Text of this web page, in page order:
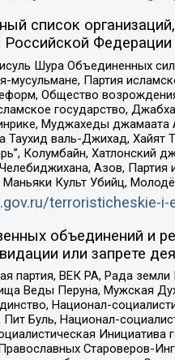
список
Федерации
Шура Объединенных сил
мусульмане, Партия
Общество
государство,
Муджахеды
Таухид валь-Джихад, Хайят
Колумбайн, Хатлонский
Азов,
Культ Убийц,
terroristicheskie-
объединений и
или запрете
партия, ВЕК РА, Рада
Веды Перуна, Мужская
Национал-
Буль, Национал-
Староверов-